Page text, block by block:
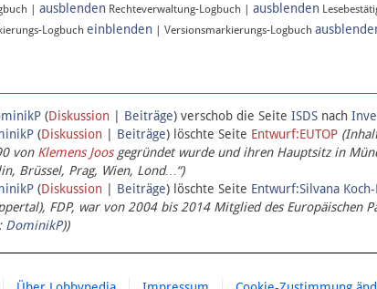
| ausblenden Rechteverwaltung-Logbuch | ausblenden
Logbuch einblenden | Versionsmarkierungs-Logbuch
(Diskussion | Beiträge) verschob die Seite ISDS nach
(Diskussion | Beiträge) löschte Seite Entwurf:EUTOP
von Klemens Joosgegründet wurde und ihren Hauptsitz in
Brüssel, Prag, Wien, Lond…“)
(Diskussion | Beiträge) löschte Seite Entwurf:Silvana
FDP, war von 2004 bis 2014 Mitglied des Europäischen
DominikP))